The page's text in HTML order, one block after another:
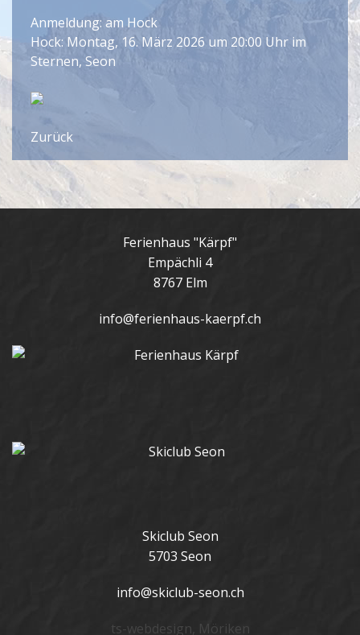
Anmeldung: am Hock
Hock: Montag, 16. März 2026 um 20:00 Uhr im
Sternen, Seon
Zurück
Ferienhaus "Kärpf"
Empächli 4
8767 Elm
info@ferienhaus-kaerpf.ch
Skiclub Seon
5703 Seon
info@skiclub-seon.ch
ts-webdesign, Möriken